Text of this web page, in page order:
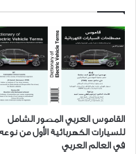
القاموس العربي المصور الشامل
للسيارات الكهربائية الأول من نوعه
في العالم العربي